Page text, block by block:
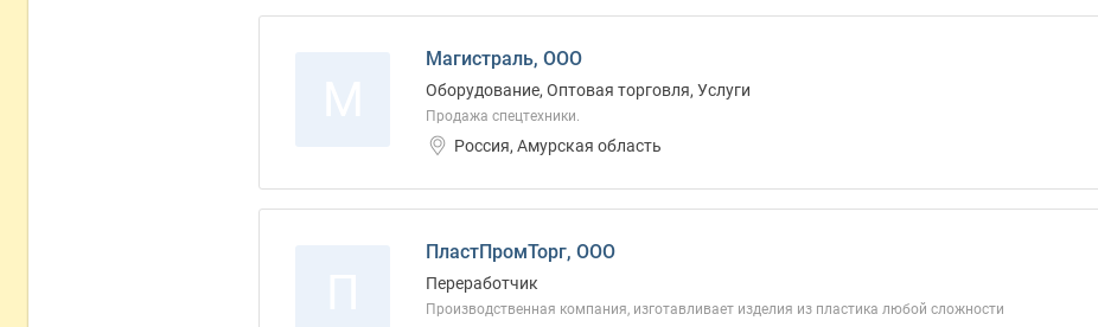
Магистраль, ООО
Оборудование, Оптовая торговля, Услуги
Продажа спецтехники.
Россия, Амурская область
ПластПромТорг, ООО
Переработчик
Производственная компания, изготавливает изделия из пластика любой сложности